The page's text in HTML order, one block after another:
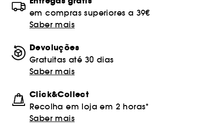
em compras superiores a 39€
Saber mais
Devoluções
Gratuitas até 30 dias
Saber mais
Click&Collect
Recolha em loja em 2 horas*
Saber mais